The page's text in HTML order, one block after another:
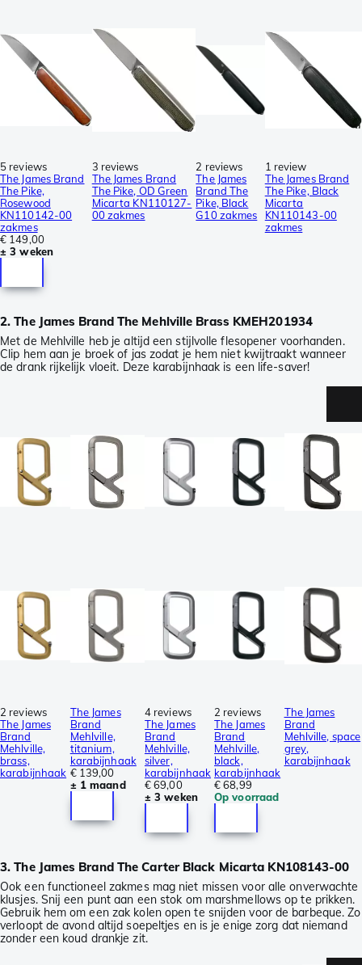
5 reviews
The James Brand
The Pike,
Rosewood
KN110142-00
zakmes
€ 149,00
± 3 weken
3 reviews
The James Brand
The Pike, OD Green
Micarta KN110127-
00 zakmes
2 reviews
The James
Brand The
Pike, Black
G10 zakmes
1 review
The James Brand
The Pike, Black
Micarta
KN110143-00
zakmes
2. The James Brand The Mehlville Brass KMEH201934
Met de Mehlville heb je altijd een stijlvolle flesopener voorhanden.
Clip hem aan je broek of jas zodat je hem niet kwijtraakt wanneer
de drank rijkelijk vloeit. Deze karabijnhaak is een life-saver!
2 reviews
The James
Brand
Mehlville,
brass,
karabijnhaak
The James
Brand
Mehlville,
titanium,
karabijnhaak
€ 139,00
± 1 maand
4 reviews
The James
Brand
Mehlville,
silver,
karabijnhaak
€ 69,00
± 3 weken
2 reviews
The James
Brand
Mehlville,
black,
karabijnhaak
€ 68,99
Op voorraad
The James
Brand
Mehlville, space
grey,
karabijnhaak
3. The James Brand The Carter Black Micarta KN108143-00
Ook een functioneel zakmes mag niet missen voor alle onverwachte
klusjes. Snij een punt aan een stok om marshmellows op te prikken.
Gebruik hem om een zak kolen open te snijden voor de barbeque. Zo
verloopt de avond altijd soepeltjes en is je enige zorg dat niemand
zonder een koud drankje zit.